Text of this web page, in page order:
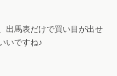
出馬表だけで買い目が出せ
いですね♪